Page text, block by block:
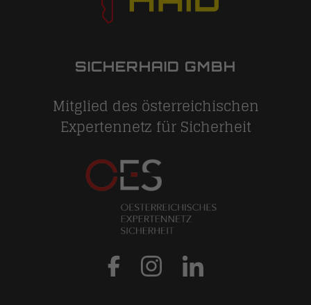
SICHERHAID GMBH
Mitglied des österreichischen
Expertennetz für Sicherheit